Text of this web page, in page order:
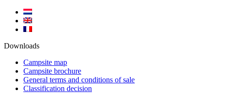
Downloads
Campsite map
Campsite brochure
General terms and conditions of sale
Classification decision